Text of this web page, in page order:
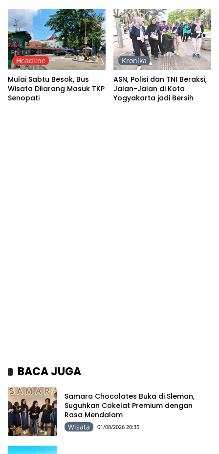
Headline
Mulai Sabtu Besok, Bus
Wisata Dilarang Masuk TKP
Senopati
Kronika
ASN, Polisi dan TNI Beraksi,
Jalan-Jalan di Kota
Yogyakarta jadi Bersih
BACA JUGA
Samara Chocolates Buka di Sleman,
Suguhkan Cokelat Premium dengan
Rasa Mendalam
Wisata 01/08/2026 20:35